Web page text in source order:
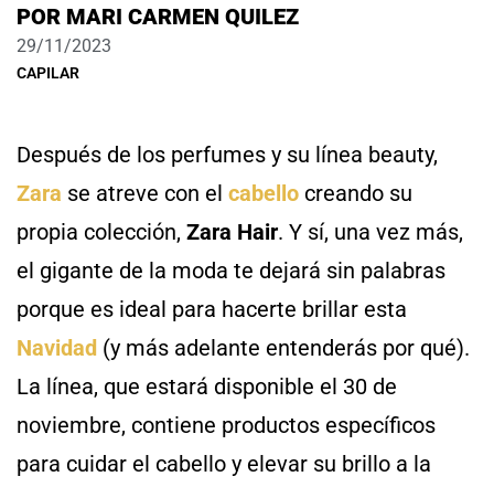
POR MARI CARMEN QUILEZ
29/11/2023
CAPILAR
Después de los perfumes y su línea beauty,
Zara se atreve con el cabello creando su
propia colección, Zara Hair. Y sí, una vez más,
el gigante de la moda te dejará sin palabras
porque es ideal para hacerte brillar esta
Navidad (y más adelante entenderás por qué).
La línea, que estará disponible el 30 de
noviembre, contiene productos específicos
para cuidar el cabello y elevar su brillo a la